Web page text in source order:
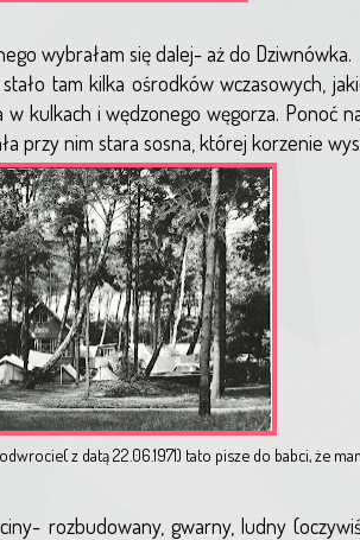
wybrałam się dalej- aż do Dziwnówka.
tam kilka ośrodków wczasowych,
kulkach i wędzonego węgorza. Ponoć
przy nim stara sosna, której korzenie
z datą 22.06.1971) tato pisze do babci, że
rozbudowany, gwarny, ludny